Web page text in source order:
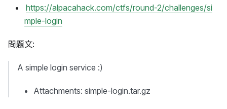
https://alpacahack.com/ctfs/round-2/challenges/si
mple-login
問題文:
A simple login service :)
Attachments: simple-login.tar.gz